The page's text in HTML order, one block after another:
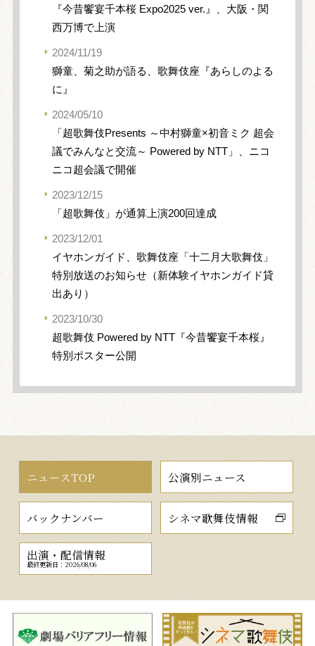
『今昔饗宴千本桜 Expo2025 ver.』、大阪・関
西万博で上演
2024/11/19
獅童、菊之助が語る、歌舞伎座『あらしのよる
に』
2024/05/10
「超歌舞伎Presents ～中村獅童×初音ミク 超会
議でみんなと交流～ Powered by NTT」、ニコ
ニコ超会議で開催
2023/12/15
「超歌舞伎」が通算上演200回達成
2023/12/01
イヤホンガイド、歌舞伎座「十二月大歌舞伎」
特別放送のお知らせ（新体験イヤホンガイド貸
出あり）
2023/10/30
超歌舞伎 Powered by NTT『今昔饗宴千本桜』
特別ポスター公開
ニュースTOP 公演別ニュース
バックナンバー シネマ歌舞伎情報
出演・配信情報
最終更新日：2026/08/06